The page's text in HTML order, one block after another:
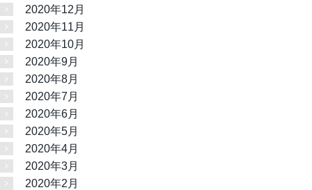
2020年12月
2020年11月
2020年10月
2020年9月
2020年8月
2020年7月
2020年6月
2020年5月
2020年4月
2020年3月
2020年2月